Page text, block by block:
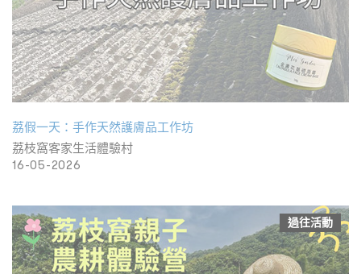
荔假一天：手作天然護膚品工作坊
荔枝窩客家生活體驗村
16-05-2026
過往活動